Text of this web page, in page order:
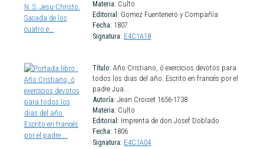
Materia: Culto
Editorial: Gomez Fuentenero y Compañía
Fecha: 1807
Signatura: E4C1A18
Título: Año Cristiano, ó exercicios devotos para
todos los dias del año. Escrito en francés por el
padre Jua...
Autoría: Jean Croiset 1656-1738
Materia: Culto
Editorial: Imprenta de don Josef Doblado
Fecha: 1806
Signatura: E4C1A04